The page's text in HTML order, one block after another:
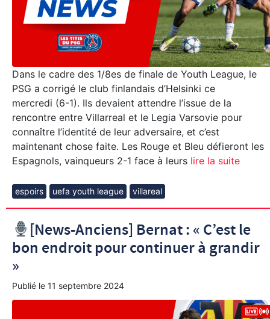
Dans le cadre des 1/8es de finale de Youth League, le
PSG a corrigé le club finlandais d’Helsinki ce
mercredi (6-1). Ils devaient attendre l’issue de la
rencontre entre Villarreal et le Legia Varsovie pour
connaître l’identité de leur adversaire, et c’est
maintenant chose faite. Les Rouge et Bleu défieront les
Espagnols, vainqueurs 2-1 face à leurs lire la suite
espoirs uefa youth league villareal
[News-Anciens] Bernat : « C’est le
bon endroit pour continuer à grandir
»
Publié le 11 septembre 2024